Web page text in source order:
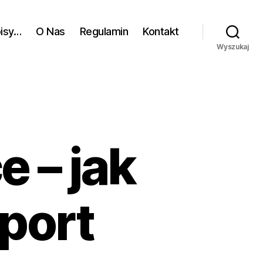
O Nas Regulamin Kontakt
Wyszukaj
– jak